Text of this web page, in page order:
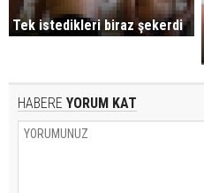
Tek istedikleri biraz şekerdi
HABERE YORUM KAT